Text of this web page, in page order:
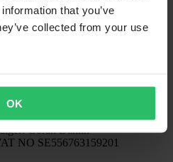
that you’ve
collected from your use
OK
20A, 112 26 Stockholm, Zweden
Kamer van Koophandel
1592
Göran Dahlin
NO SE556763159201